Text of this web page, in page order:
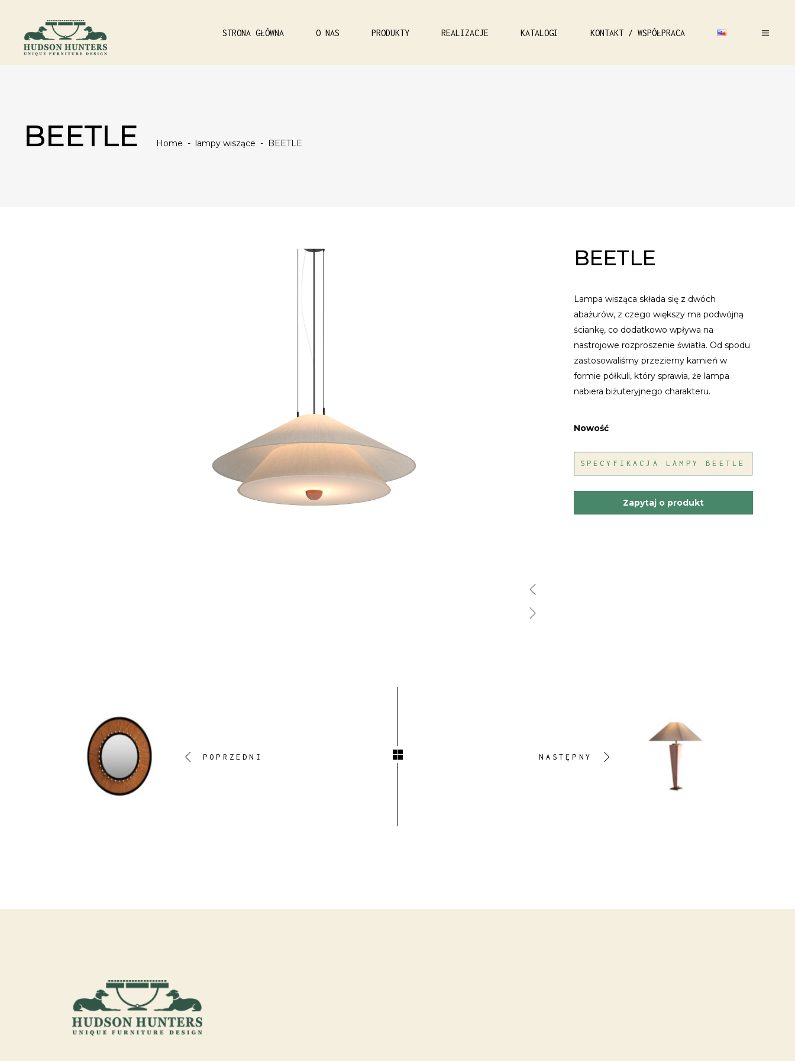
STRONA GŁÓWNA O NAS PRODUKTY REALIZACJE KATALOGI KONTAKT / WSPÓŁPRACA
BEETLE Home - lampy wiszące - BEETLE
BEETLE
Lampa wisząca składa się z dwóch
abażurów, z czego większy ma podwójną
ściankę, co dodatkowo wpływa na
nastrojowe rozproszenie światła. Od spodu
zastosowaliśmy przezierny kamień w
formie półkuli, który sprawia, że lampa
nabiera biżuteryjnego charakteru.
Nowość
SPECYFIKACJA LAMPY BEETLE
Zapytaj o produkt
POPRZEDNI NASTĘPNY